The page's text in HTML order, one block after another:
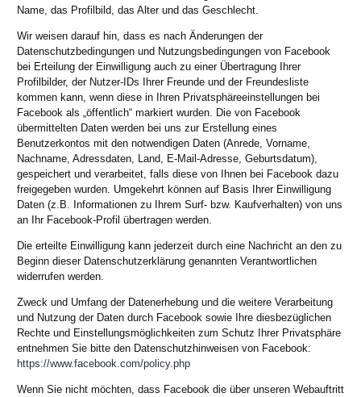
Name, das Profilbild, das Alter und das Geschlecht.
Wir weisen darauf hin, dass es nach Änderungen der
Datenschutzbedingungen und Nutzungsbedingungen von Facebook
bei Erteilung der Einwilligung auch zu einer Übertragung Ihrer
Profilbilder, der Nutzer-IDs Ihrer Freunde und der Freundesliste
kommen kann, wenn diese in Ihren Privatsphäreeinstellungen bei
Facebook als „öffentlich“ markiert wurden. Die von Facebook
übermittelten Daten werden bei uns zur Erstellung eines
Benutzerkontos mit den notwendigen Daten (Anrede, Vorname,
Nachname, Adressdaten, Land, E-Mail-Adresse, Geburtsdatum),
gespeichert und verarbeitet, falls diese von Ihnen bei Facebook dazu
freigegeben wurden. Umgekehrt können auf Basis Ihrer Einwilligung
Daten (z.B. Informationen zu Ihrem Surf- bzw. Kaufverhalten) von uns
an Ihr Facebook-Profil übertragen werden.
Die erteilte Einwilligung kann jederzeit durch eine Nachricht an den zu
Beginn dieser Datenschutzerklärung genannten Verantwortlichen
widerrufen werden.
Zweck und Umfang der Datenerhebung und die weitere Verarbeitung
und Nutzung der Daten durch Facebook sowie Ihre diesbezüglichen
Rechte und Einstellungsmöglichkeiten zum Schutz Ihrer Privatsphäre
entnehmen Sie bitte den Datenschutzhinweisen von Facebook:
https://www.facebook.com/policy.php
Wenn Sie nicht möchten, dass Facebook die über unseren Webauftritt